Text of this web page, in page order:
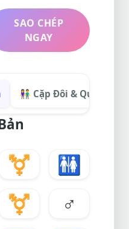
SAO CHÉP
NGAY
👫 Cặp Đôi & Quan Hệ
⚧️
🚻
⚧
♂